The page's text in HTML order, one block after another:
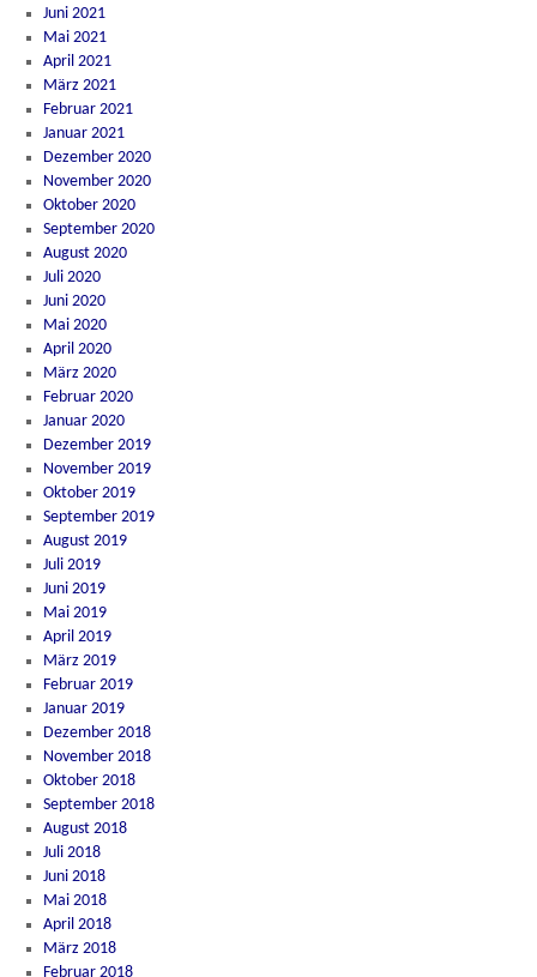
Juni 2021
Mai 2021
April 2021
März 2021
Februar 2021
Januar 2021
Dezember 2020
November 2020
Oktober 2020
September 2020
August 2020
Juli 2020
Juni 2020
Mai 2020
April 2020
März 2020
Februar 2020
Januar 2020
Dezember 2019
November 2019
Oktober 2019
September 2019
August 2019
Juli 2019
Juni 2019
Mai 2019
April 2019
März 2019
Februar 2019
Januar 2019
Dezember 2018
November 2018
Oktober 2018
September 2018
August 2018
Juli 2018
Juni 2018
Mai 2018
April 2018
März 2018
Februar 2018